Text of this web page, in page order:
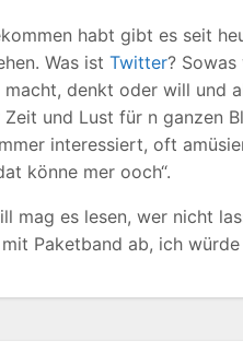
habt gibt es seit
Was ist Twitter? Sowas
denkt oder will und
und Lust für n ganzen
interessiert, oft
könne mer ooch“.
mag es lesen, wer nicht
Paketband ab, ich